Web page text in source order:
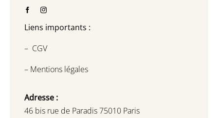
Liens importants :
– CGV
– Mentions légales
Adresse :
46 bis rue de Paradis 75010 Paris